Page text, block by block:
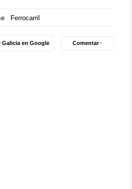
Ferrocarril
Galicia en Google Comentar ·